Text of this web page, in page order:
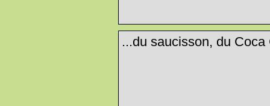
...du saucisson, du Coca